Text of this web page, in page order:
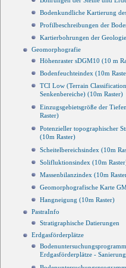
Bodenkundliche Kartierung
Profilbeschreibungen der
Kartierbohrungen der Geologie
Geomorphografie
Höhenraster sDGM10 (10 m
Bodenfeuchteindex (10m
TCI Low (Terrain
Senkenbereiche) (10m Raster)
Einzugsgebietsgröße der
Raster)
Potenzieller topographischer
(10m Raster)
Scheitelbereichsindex (10m
Solifluktionsindex (10m
Massenbilanzindex (10m
Geomorphografische Karte
Hangneigung (10m Raster)
PastraInfo
Stratigraphische Datierungen
Erdgasförderplätze
Bodenuntersuchungsprogramm
Erdgasförderplätze -